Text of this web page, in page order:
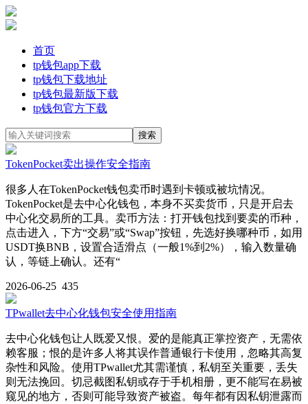
首页
tp钱包app下载
tp钱包下载地址
tp钱包最新版下载
tp钱包官方下载
TokenPocket卖出操作安全指南
很多人在TokenPocket钱包卖币时遇到卡顿或被坑情况。
TokenPocket是去中心化钱包，本身不买卖货币，只是开启去
中心化交易所的工具。卖币方法：打开钱包找到要卖的币种，
点击进入，下方“交易”或“Swap”按钮，先选好换哪种币，如用
USDT换BNB，设置合适滑点（一般1%到2%），输入数量确
认，等链上确认。还有“
2026-06-25 435
TPwallet去中心化钱包安全使用指南
去中心化钱包让人既爱又恨。爱的是能真正掌控资产，无需依
赖客服；恨的是许多人将其误作普通银行卡使用，忽略其高复
杂性和风险。使用TPwallet尤其需谨慎，私钥至关重要，丢失
则无法挽回。切忌截图私钥或存于手机相册，更不能写在易被
窥见的地方，否则可能导致资产被盗。每年都有因私钥泄露而